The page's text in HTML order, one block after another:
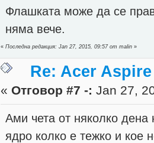
Флашката може да се
няма вече.
«Последна редакция: Jan 27, 2015, 09:57 от malin »
Re: Acer
« Отговор #7 -: Jan 27,
Ами чета от няколко
ядро колко е тежко и кое